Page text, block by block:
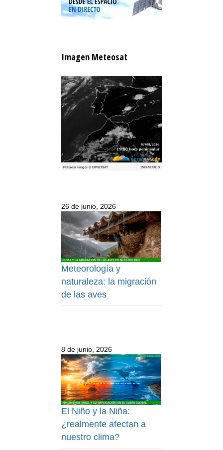
Imagen Meteosat
26 de junio, 2026
Meteorología y
naturaleza: la migración
de las aves
8 de junio, 2026
El Niño y la Niña:
¿realmente afectan a
nuestro clima?